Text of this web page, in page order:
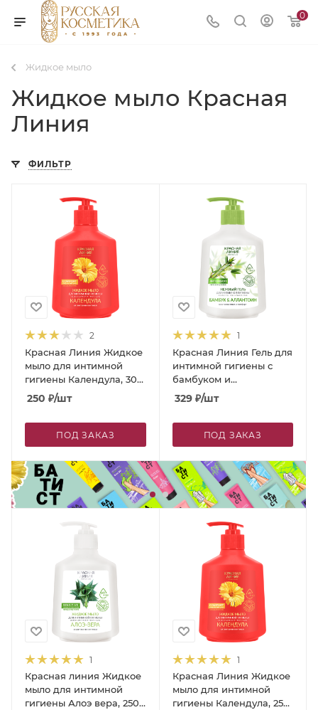
0
Жидкое мыло
Жидкое мыло Красная
Линия
ФИЛЬТР
2
Красная Линия Жидкое
мыло для интимной
гигиены Календула, 300
г250 ₽/шт
ПОД ЗАКАЗ
1
Красная Линия Гель для
интимной гигиены с
бамбуком и
аллантоином, 300 г
329₽/шт
ПОД ЗАКАЗ
1
Красная линия Жидкое
мыло для интимной
гигиены Алоэ вера, 250
1
Красная Линия Жидкое
мыло для интимной
гигиены Календула, 250